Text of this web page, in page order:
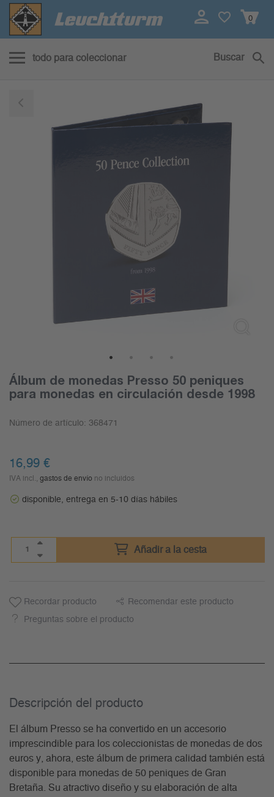
0
todo para coleccionar Buscar
Álbum de monedas Presso 50 peniques
para monedas en circulación desde 1998
Número de artículo: 368471
16,99 €
IVA incl., gastos de envío no incluidos
disponible, entrega en 5-10 días hábiles
Añadir a la cesta
Recordar producto Recomendar este producto
Preguntas sobre el producto
Descripción del producto
El álbum Presso se ha convertido en un accesorio
imprescindible para los coleccionistas de monedas de dos
euros y, ahora, este álbum de primera calidad también está
disponible para monedas de 50 peniques de Gran
Bretaña. Su atractivo diseño y su elaboración de alta